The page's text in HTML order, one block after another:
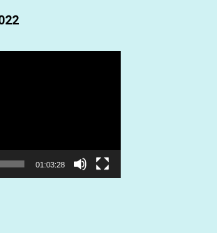
01:03:28